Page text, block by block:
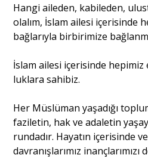
Hangi aileden, kabileden,
olalım, İslam ailesi içerisinde
bağlarıyla birbirimize
İslam ailesi içerisinde
luklara sahibiz.
Her Müslüman yaşadığı
faziletin, hak ve adaletin
rundadır. Hayatın içerisinde
davranışlarımız inançlarımızı